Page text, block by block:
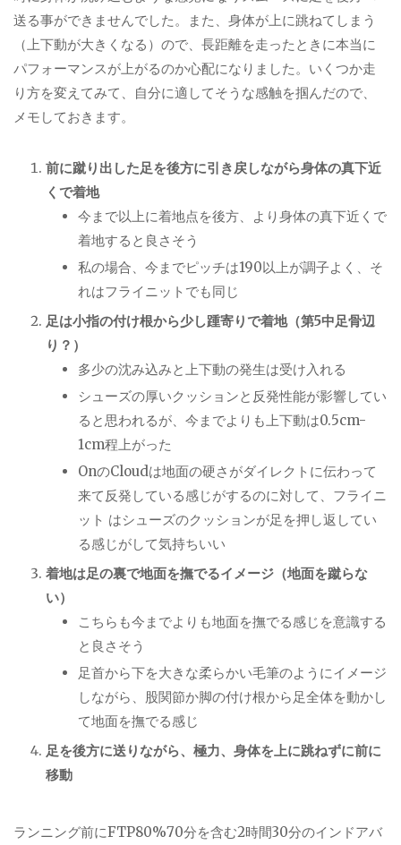
送る事ができませんでした。また、身体が上に跳ねてしまう
（上下動が大きくなる）ので、長距離を走ったときに本当に
パフォーマンスが上がるのか心配になりました。いくつか走
り方を変えてみて、自分に適してそうな感触を掴んだので、
メモしておきます。
前に蹴り出した足を後方に引き戻しながら身体の真下近
くで着地
今まで以上に着地点を後方、より身体の真下近くで
着地すると良さそう
私の場合、今までピッチは190以上が調子よく、そ
れはフライニットでも同じ
足は小指の付け根から少し踵寄りで着地（第5中足骨辺
り？）
多少の沈み込みと上下動の発生は受け入れる
シューズの厚いクッションと反発性能が影響してい
ると思われるが、今までよりも上下動は0.5cm-
1cm程上がった
OnのCloudは地面の硬さがダイレクトに伝わって
来て反発している感じがするのに対して、フライニ
ット はシューズのクッションが足を押し返してい
る感じがして気持ちいい
着地は足の裏で地面を撫でるイメージ（地面を蹴らな
い）
こちらも今までよりも地面を撫でる感じを意識する
と良さそう
足首から下を大きな柔らかい毛筆のようにイメージ
しながら、股関節か脚の付け根から足全体を動かし
て地面を撫でる感じ
足を後方に送りながら、極力、身体を上に跳ねずに前に
移動
ランニング前にFTP80%70分を含む2時間30分のインドアバ